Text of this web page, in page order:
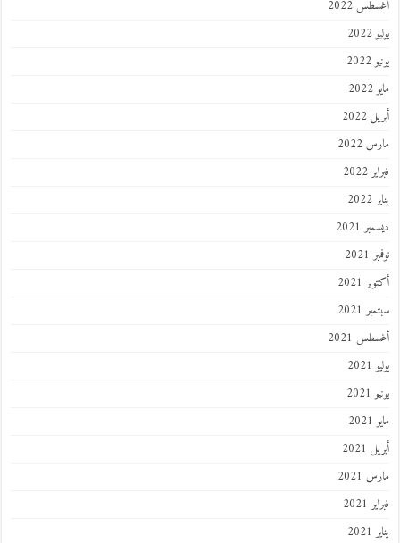
أغسطس 2022
يوليو 2022
يونيو 2022
مايو 2022
أبريل 2022
مارس 2022
فبراير 2022
يناير 2022
ديسمبر 2021
نوفمبر 2021
أكتوبر 2021
سبتمبر 2021
أغسطس 2021
يوليو 2021
يونيو 2021
مايو 2021
أبريل 2021
مارس 2021
فبراير 2021
يناير 2021